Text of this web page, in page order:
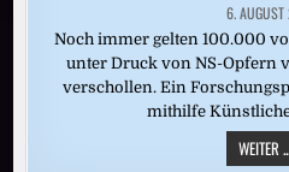
6.
Noch immer gelten 100.000
unter Druck von NS-Opfern
verschollen. Ein
mithilfe
WEITER ...